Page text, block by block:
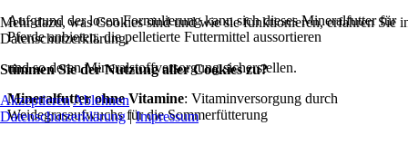
Aufgrund der losen Formulierung kann sich dieses Mineralfutter für
Pferde anbieten, die pelletierte Futtermittel aussortieren
und so deren Mineralstoffversorgung sicherstellen.
Mineralfutter ohne Vitamine: Vitaminversorgung durch
Weidegrasaufwuchs für die Sommerfütterung
Mehr dazu, was Cookies sind und wie sie funktionieren, erfahren Sie
Datenschutzerklärung.
Stimmen Sie der Nutzung aller Cookies zu?
AkzeptierenAblehnen
Datenschutzerklärung|Impressum